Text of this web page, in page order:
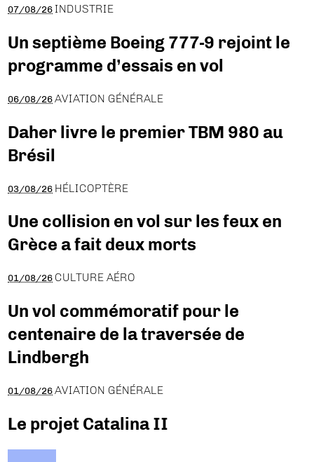
07/08/26 INDUSTRIE
Un septième Boeing 777-9 rejoint le
programme d’essais en vol
06/08/26 AVIATION GÉNÉRALE
Daher livre le premier TBM 980 au
Brésil
03/08/26 HÉLICOPTÈRE
Une collision en vol sur les feux en
Grèce a fait deux morts
01/08/26 CULTURE AÉRO
Un vol commémoratif pour le
centenaire de la traversée de
Lindbergh
01/08/26 AVIATION GÉNÉRALE
Le projet Catalina II